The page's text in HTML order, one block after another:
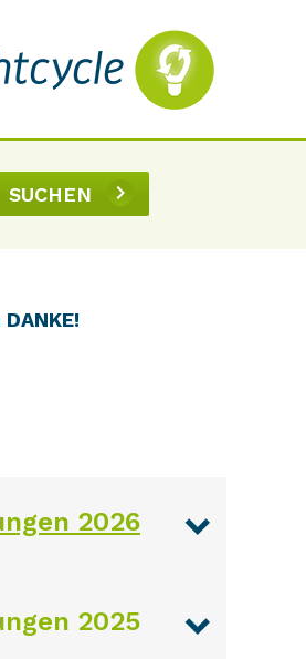
SUCHEN
2026
2025